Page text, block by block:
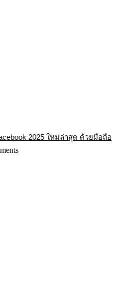
2025 ใหม่ล่าสุด ด้วยมือถือ